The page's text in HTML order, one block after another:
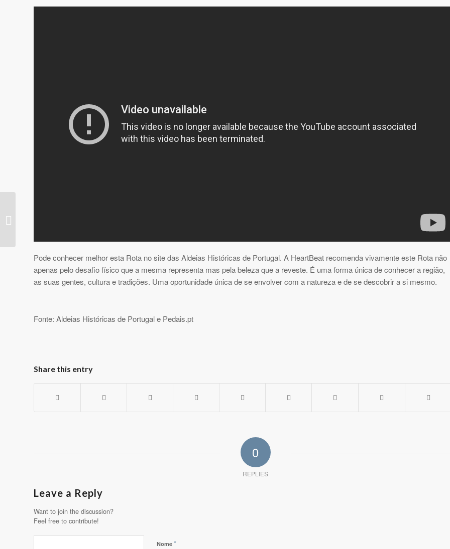
Pode conhecer melhor esta Rota no site das Aldeias Históricas de Portugal. A HeartBeat recomenda vivamente este Rota não
apenas pelo desafio físico que a mesma representa mas pela beleza que a reveste. É uma forma única de conhecer a região,
as suas gentes, cultura e tradições. Uma oportunidade única de se envolver com a natureza e de se descobrir a si mesmo.
Fonte: Aldeias Históricas de Portugal e Pedais.pt
Share this entry
0
REPLIES
Leave a Reply
Want to join the discussion?
Feel free to contribute!
Nome *